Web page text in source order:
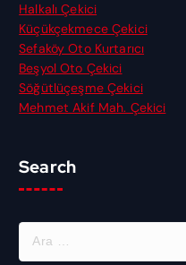
Halkalı Çekici
Küçükçekmece Çekici
Sefaköy Oto Kurtarıcı
Beşyol Oto Çekici
Söğütlüçeşme Çekici
Mehmet Akif Mah. Çekici
Search
A